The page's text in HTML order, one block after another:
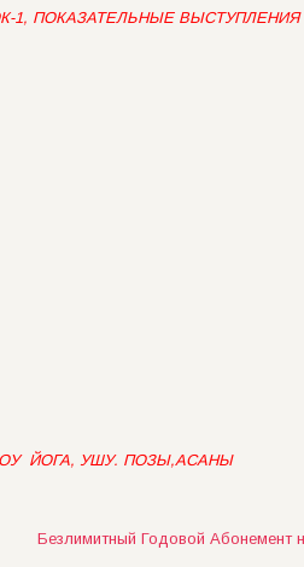
1, ПОКАЗАТЕЛЬНЫЕ ВЫСТУПЛЕНИЯ
ЙОГА, УШУ. ПОЗЫ,АСАНЫ
Безлимитный Годовой Абонемент